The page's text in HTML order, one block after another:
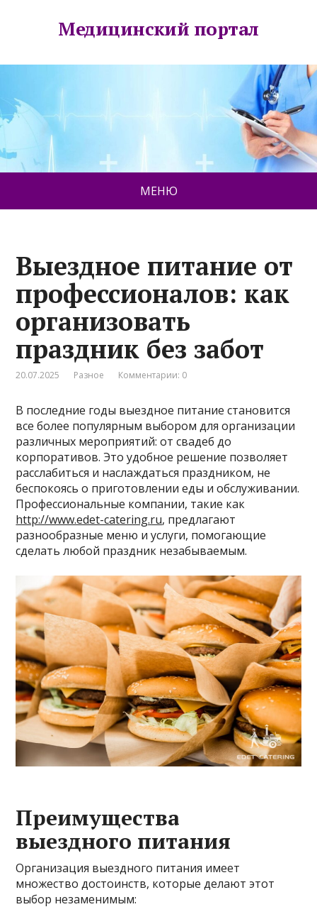
Медицинский портал
МЕНЮ
Выездное питание от
профессионалов: как
организовать
праздник без забот
20.07.2025 Разное Комментарии: 0
В последние годы выездное питание становится
все более популярным выбором для организации
различных мероприятий: от свадеб до
корпоративов. Это удобное решение позволяет
расслабиться и наслаждаться праздником, не
беспокоясь о приготовлении еды и обслуживании.
Профессиональные компании, такие как
http://www.edet-catering.ru, предлагают
разнообразные меню и услуги, помогающие
сделать любой праздник незабываемым.
Преимущества
выездного питания
Организация выездного питания имеет
множество достоинств, которые делают этот
выбор незаменимым: